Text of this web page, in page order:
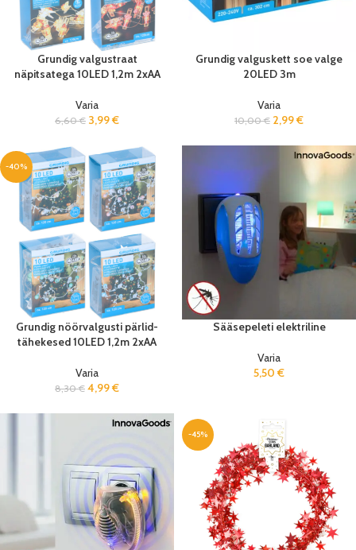
Grundig valgustraat
näpitsatega 10LED 1,2m 2xAA
Varia
6,60€ 3,99€
Grundig valguskett soe valge
20LED 3m
Varia
10,00€ 2,99€
-40%
Grundig nöörvalgusti pärlid-
tähekesed 10LED 1,2m 2xAA
Varia
8,30€ 4,99€
Sääsepeleti elektriline
Varia
5,50 €
-45%